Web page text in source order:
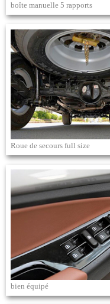
boîte manuelle 5 rapports
Roue de secours full size
bien équipé